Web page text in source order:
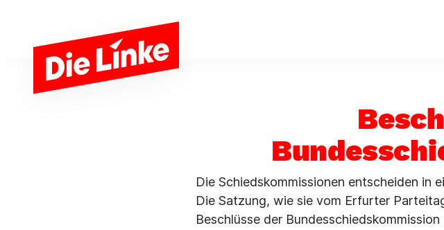
Die Schiedskommissionen entscheiden in
Die Satzung, wie sie vom Erfurter
Beschlüsse der